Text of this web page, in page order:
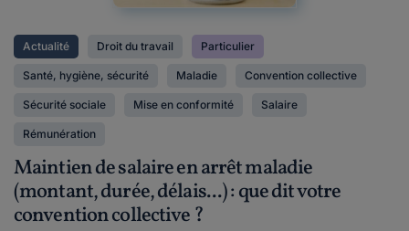
Actualité Droit du travail Particulier
Santé, hygiène, sécurité Maladie Convention collective
Sécurité sociale Mise en conformité Salaire
Rémunération
Maintien de salaire en arrêt maladie
(montant, durée, délais...) : que dit votre
convention collective ?